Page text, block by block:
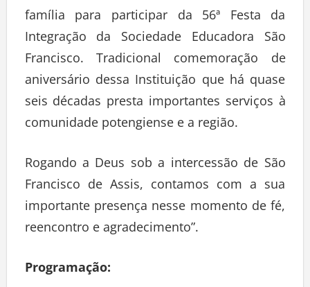
família para participar da 56ª Festa da
Integração da Sociedade Educadora São
Francisco. Tradicional comemoração de
aniversário dessa Instituição que há quase
seis décadas presta importantes serviços à
comunidade potengiense e a região.
Rogando a Deus sob a intercessão de São
Francisco de Assis, contamos com a sua
importante presença nesse momento de fé,
reencontro e agradecimento”.
Programação: